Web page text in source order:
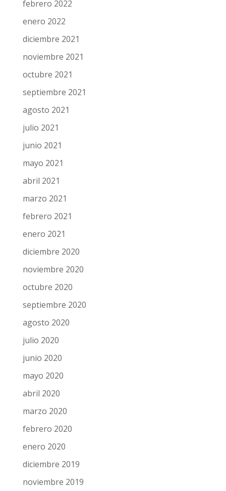
marzo 2022
febrero 2022
enero 2022
diciembre 2021
noviembre 2021
octubre 2021
septiembre 2021
agosto 2021
julio 2021
junio 2021
mayo 2021
abril 2021
marzo 2021
febrero 2021
enero 2021
diciembre 2020
noviembre 2020
octubre 2020
septiembre 2020
agosto 2020
julio 2020
junio 2020
mayo 2020
abril 2020
marzo 2020
febrero 2020
enero 2020
diciembre 2019